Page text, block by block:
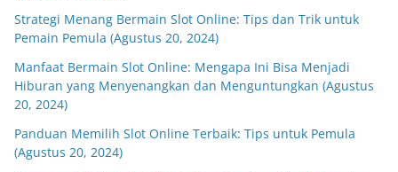
Strategi Menang Bermain Slot Online: Tips dan Trik untuk
Pemain Pemula (Agustus 20, 2024)
Manfaat Bermain Slot Online: Mengapa Ini Bisa Menjadi
Hiburan yang Menyenangkan dan Menguntungkan (Agustus
20, 2024)
Panduan Memilih Slot Online Terbaik: Tips untuk Pemula
(Agustus 20, 2024)